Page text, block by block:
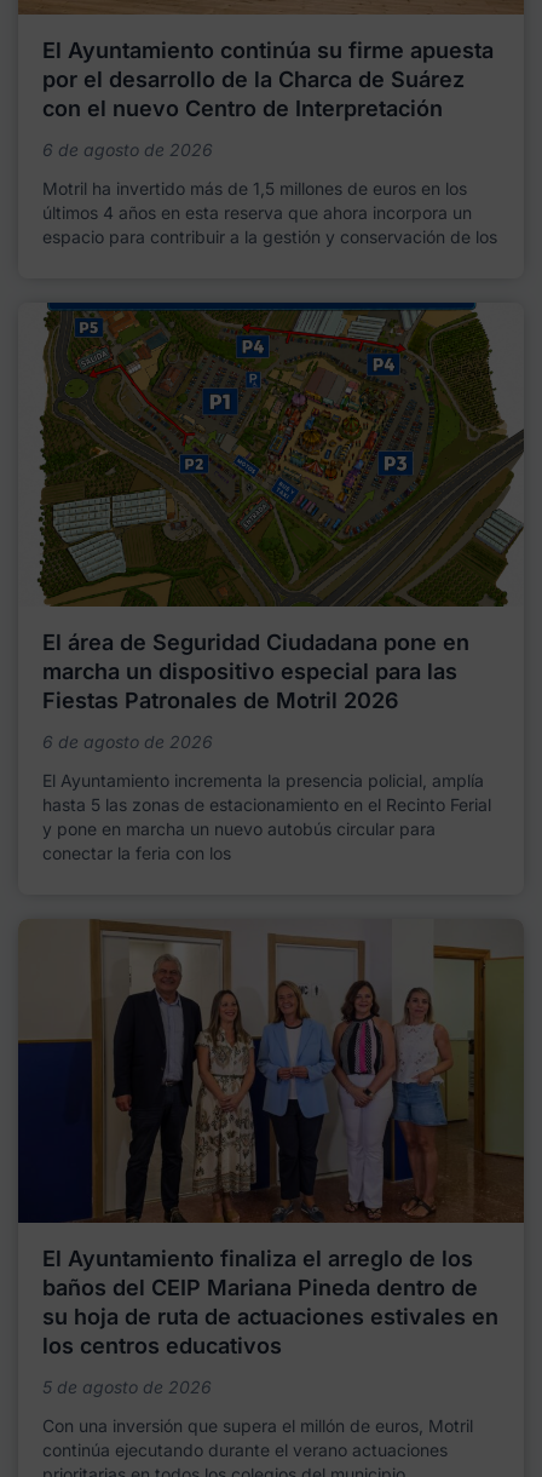
El Ayuntamiento continúa su firme apuesta
por el desarrollo de la Charca de Suárez
con el nuevo Centro de Interpretación
6 de agosto de 2026
Motril ha invertido más de 1,5 millones de euros en los
últimos 4 años en esta reserva que ahora incorpora un
espacio para contribuir a la gestión y conservación de los
El área de Seguridad Ciudadana pone en
marcha un dispositivo especial para las
Fiestas Patronales de Motril 2026
6 de agosto de 2026
El Ayuntamiento incrementa la presencia policial, amplía
hasta 5 las zonas de estacionamiento en el Recinto Ferial
y pone en marcha un nuevo autobús circular para
conectar la feria con los
El Ayuntamiento finaliza el arreglo de los
baños del CEIP Mariana Pineda dentro de
su hoja de ruta de actuaciones estivales en
los centros educativos
5 de agosto de 2026
Con una inversión que supera el millón de euros, Motril
continúa ejecutando durante el verano actuaciones